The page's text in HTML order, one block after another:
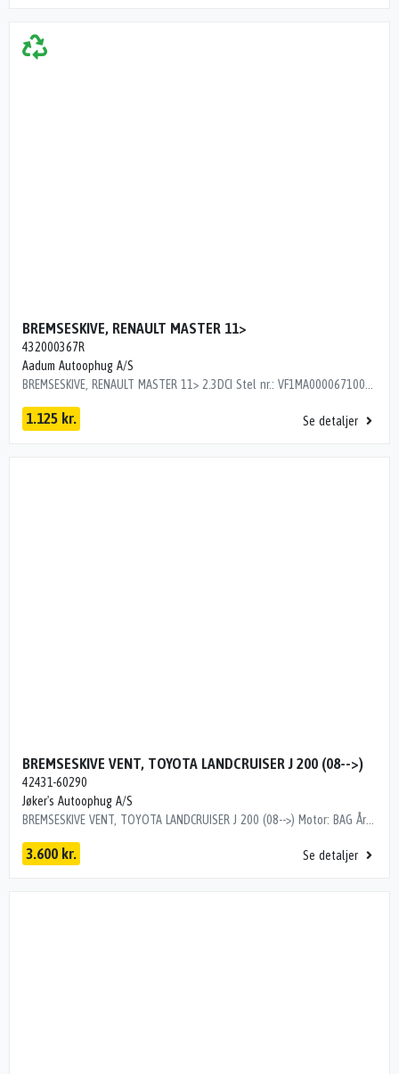
BREMSESKIVE, RENAULT MASTER 11>
432000367R
Aadum Autoophug A/S
BREMSESKIVE, RENAULT MASTER 11> 2.3DCI Stel nr.: VF1MA000067100600 Årgang: 2021 Del nr.: U33522 Dito nr.: 60633790 Stamkort nr.: SS0852 432000367R SÆT BAG M/KLODSER 432000367R 79000 km
1.125 kr. Se detaljer
BREMSESKIVE VENT, TOYOTA LANDCRUISER J 200 (08-->)
42431-60290
Jøker's Autoophug A/S
3.600 kr. Se detaljer